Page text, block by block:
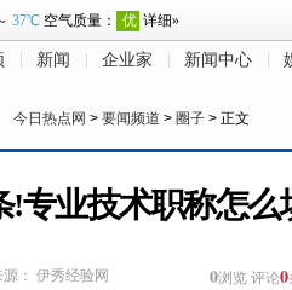
新闻 企业家 新闻中心
今日热点网 > 要闻频道 > 圈子 > 正文
!专业技术职称怎
： 伊秀经验网 0浏览 评论0